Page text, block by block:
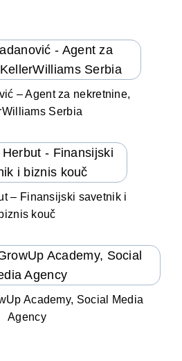
– Agent za nekretnine,
Serbia
– Finansijski savetnik i
kouč
Academy, Social Media
Agency